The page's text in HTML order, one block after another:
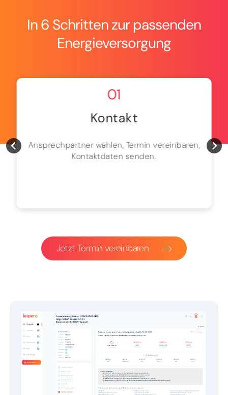
In 6 Schritten zur passenden
Energieversorgung
01
Kontakt
Ansprechpartner wählen, Termin vereinbaren,
Kontaktdaten senden.
Jetzt Termin vereinbaren